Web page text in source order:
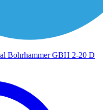
Bohrhammer GBH 2-20 D